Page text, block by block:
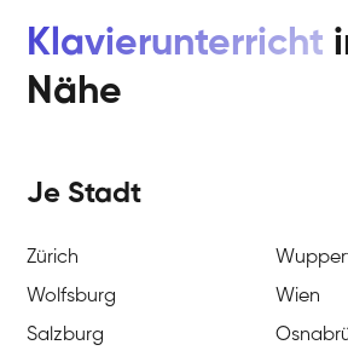
Klavierunterricht
Nähe
Je Stadt
Zürich
Wolfsburg
Wien
Salzburg